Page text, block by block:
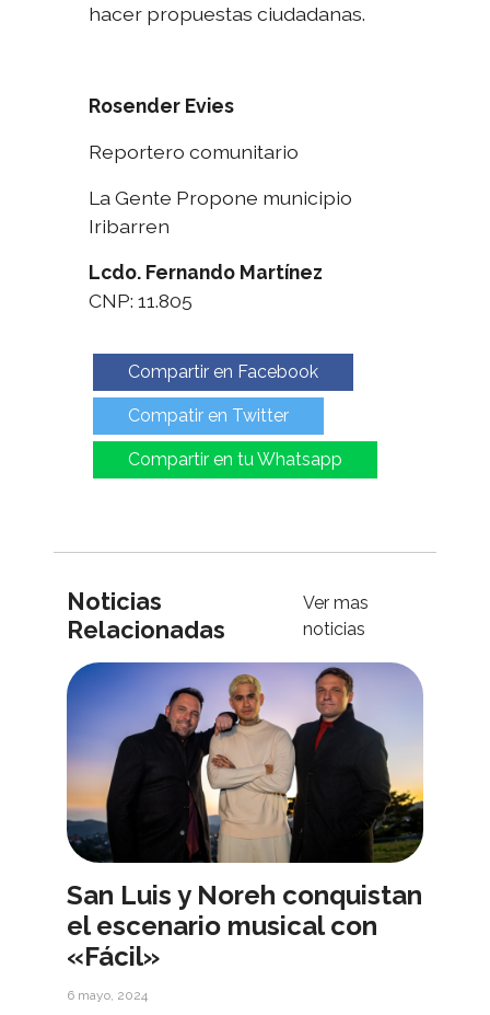
hacer propuestas ciudadanas.
Rosender Evies
Reportero comunitario
La Gente Propone municipio
Iribarren
Lcdo. Fernando Martínez
CNP: 11.805
Compartir en Facebook
Compatir en Twitter
Compartir en tu Whatsapp
Noticias
Relacionadas
Ver mas
noticias
San Luis y Noreh conquistan
el escenario musical con
«Fácil»
6 mayo, 2024